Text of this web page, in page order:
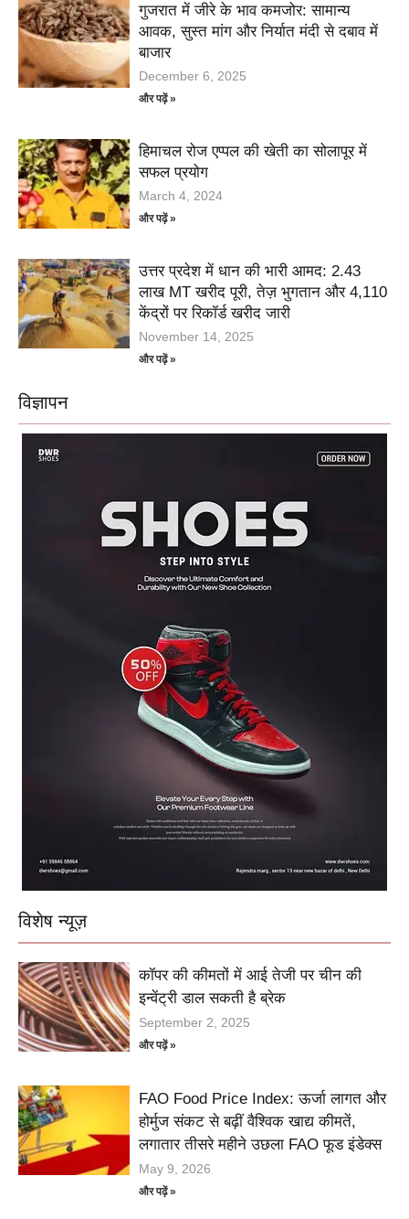
गुजरात में जीरे के भाव कमजोर: सामान्य
आवक, सुस्त मांग और निर्यात मंदी से दबाव में
बाजार
December 6, 2025
और पढ़ें »
हिमाचल रोज एप्पल की खेती का सोलापूर में
सफल प्रयोग
March 4, 2024
और पढ़ें »
उत्तर प्रदेश में धान की भारी आमद: 2.43
लाख MT खरीद पूरी, तेज़ भुगतान और 4,110
केंद्रों पर रिकॉर्ड खरीद जारी
November 14, 2025
और पढ़ें »
विज्ञापन
विशेष न्यूज़
कॉपर की कीमतों में आई तेजी पर चीन की
इन्वेंट्री डाल सकती है ब्रेक
September 2, 2025
और पढ़ें »
FAO Food Price Index: ऊर्जा लागत और
होर्मुज संकट से बढ़ीं वैश्विक खाद्य कीमतें,
लगातार तीसरे महीने उछला FAO फूड इंडेक्स
May 9, 2026
और पढ़ें »